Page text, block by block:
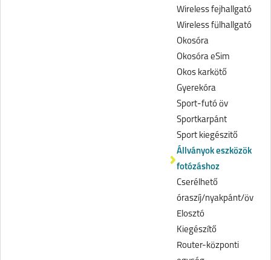
Wireless fejhallgató
Wireless fülhallgató
Okosóra
Okosóra eSim
Okos karkötő
Gyerekóra
Sport-futó öv
Sportkarpánt
Sport kiegészitő
Állványok eszközök
fotózáshoz
Cserélhető
óraszíj/nyakpánt/öv
Elosztó
Kiegészítő
Router-központi